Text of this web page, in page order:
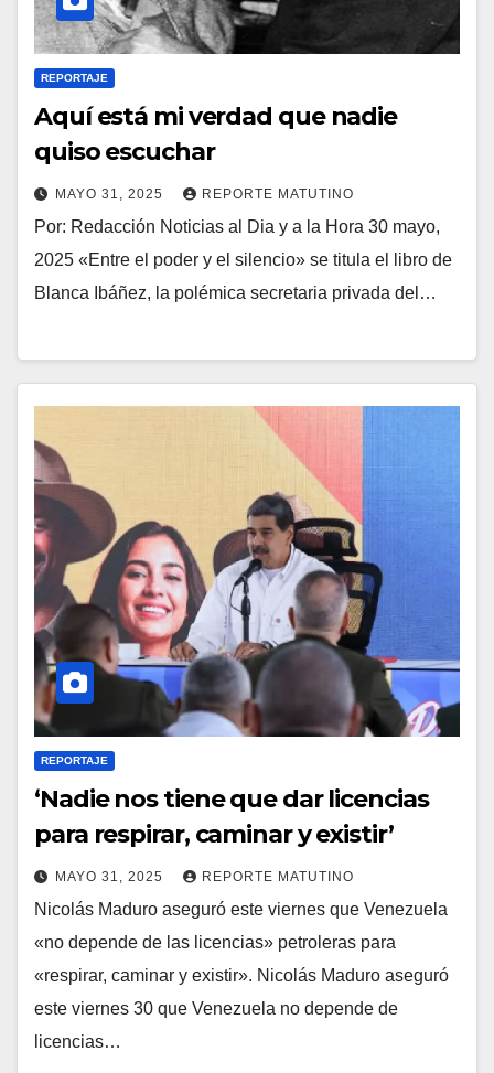
REPORTAJE
Aquí está mi verdad que nadie
quiso escuchar
MAYO 31, 2025 REPORTE MATUTINO
Por: Redacción Noticias al Dia y a la Hora 30 mayo,
2025 «Entre el poder y el silencio» se titula el libro de
Blanca Ibáñez, la polémica secretaria privada del…
REPORTAJE
‘Nadie nos tiene que dar licencias
para respirar, caminar y existir’
MAYO 31, 2025 REPORTE MATUTINO
Nicolás Maduro aseguró este viernes que Venezuela
«no depende de las licencias» petroleras para
«respirar, caminar y existir». Nicolás Maduro aseguró
este viernes 30 que Venezuela no depende de
licencias…